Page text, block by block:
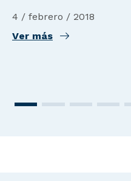
4 / febrero / 2018
Ver más